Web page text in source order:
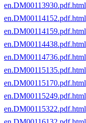
en.DM00113930.pdf.html
en.DM00114152.pdf.html
en.DM00114159.pdf.html
en.DM00114438.pdf.html
en.DM00114736.pdf.html
en.DM00115135.pdf.html
en.DM00115170.pdf.html
en.DM00115249.pdf.html
en.DM00115322.pdf.html